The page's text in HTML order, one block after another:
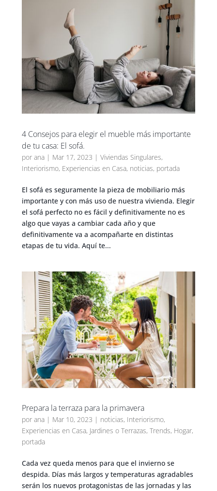
4 Consejos para elegir el mueble más importante
de tu casa: El sofá.
por ana| Mar 17, 2023 | Viviendas Singulares,
Interiorismo, Experiencias en Casa, noticias, portada
El sofá es seguramente la pieza de mobiliario más
importante y con más uso de nuestra vivienda. Elegir
el sofá perfecto no es fácil y definitivamente no es
algo que vayas a cambiar cada año y que
definitivamente va a acompañarte en distintas
etapas de tu vida. Aquí te...
Prepara la terraza para la primavera
por ana| Mar 10, 2023 | noticias, Interiorismo,
Experiencias en Casa, Jardines o Terrazas, Trends, Hogar,
portada
Cada vez queda menos para que el invierno se
despida. Días más largos y temperaturas agradables
serán los nuevos protagonistas de las jornadas y las